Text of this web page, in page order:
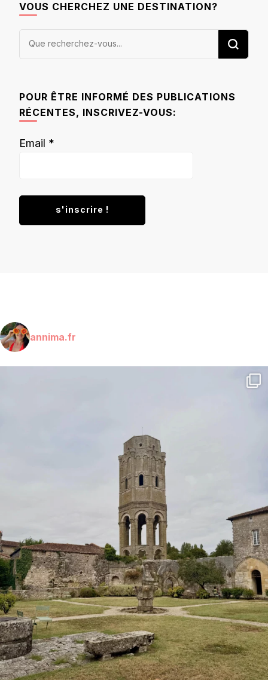
VOUS CHERCHEZ UNE DESTINATION?
Vous
POUR ÊTRE INFORMÉ DES PUBLICATIONS
RÉCENTES, INSCRIVEZ-VOUS:
Email *
annima.fr